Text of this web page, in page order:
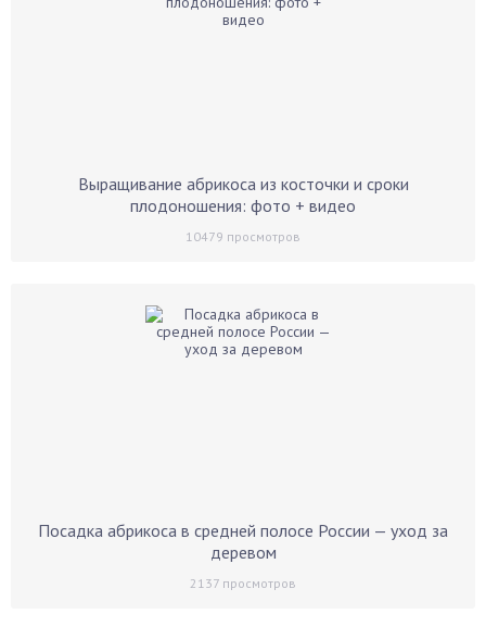
Выращивание абрикоса из косточки и сроки
плодоношения: фото + видео
10479 просмотров
Посадка абрикоса в средней полосе России — уход за
деревом
2137 просмотров